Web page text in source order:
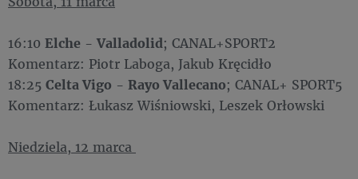
16:10 Elche - Valladolid; CANAL+SPORT2
Komentarz: Piotr Laboga, Jakub Kręcidło
18:25 Celta Vigo - Rayo Vallecano; CANAL+ SPORT5
Komentarz: Łukasz Wiśniowski, Leszek Orłowski
Niedziela, 12 marca